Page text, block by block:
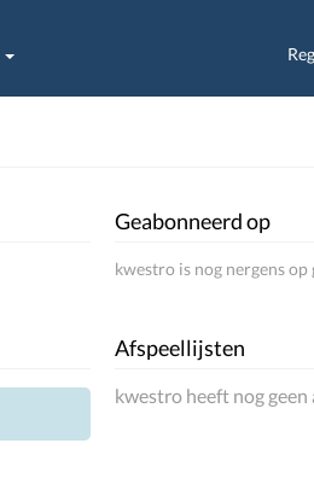
Geabonneerd op
kwestro is nog nergens op
Afspeellijsten
kwestro heeft nog